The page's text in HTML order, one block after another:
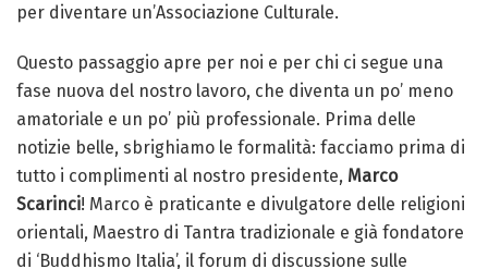
per diventare un’Associazione Culturale.
Questo passaggio apre per noi e per chi ci segue una
fase nuova del nostro lavoro, che diventa un po’ meno
amatoriale e un po’ più professionale. Prima delle
notizie belle, sbrighiamo le formalità: facciamo prima di
tutto i complimenti al nostro presidente, Marco
Scarinci! Marco è praticante e divulgatore delle religioni
orientali, Maestro di Tantra tradizionale e già fondatore
di ‘Buddhismo Italia’, il forum di discussione sulle